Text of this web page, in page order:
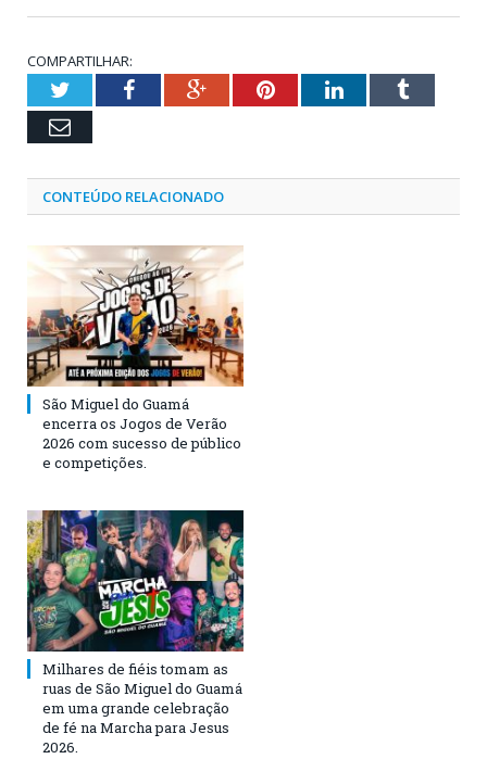
COMPARTILHAR:
TwitterFacebookGoogle+PinterestLinkedInTumblr
Email
CONTEÚDO RELACIONADO
São Miguel do Guamá
encerra os Jogos de Verão
2026 com sucesso de público
e competições.
Milhares de fiéis tomam as
ruas de São Miguel do Guamá
em uma grande celebração
de fé na Marcha para Jesus
2026.